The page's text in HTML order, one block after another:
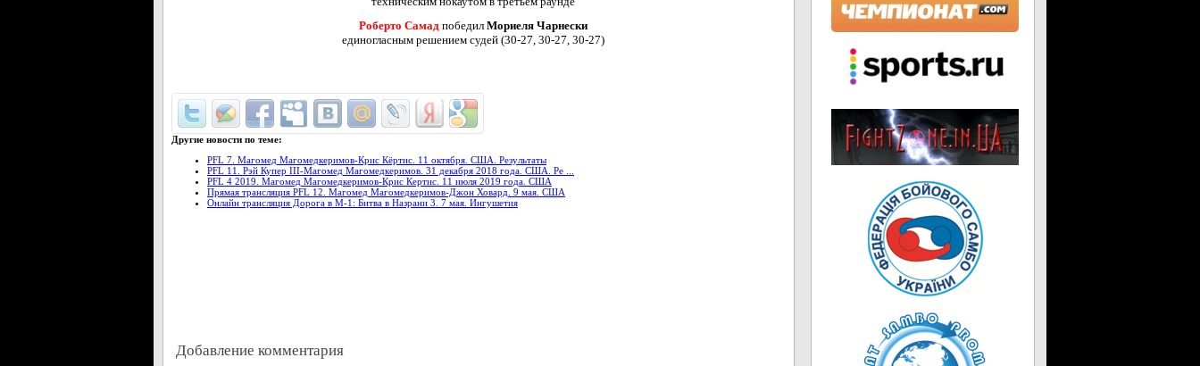
Роберто Самад победил Мориеля Чарнески
единогласным решением судей (30-27, 30-27, 30-27)
Другие новости по теме:
PFL 7. Магомед Магомедкеримов-Крис Кёртис. 11 октября. США. Результаты
PFL 11. Рэй Купер III-Магомед Магомедкеримов. 31 декабря 2018 года. США. Ре ...
PFL 4 2019. Магомед Магомедкеримов-Крис Кертис. 11 июля 2019 года. США
Прямая трансляция PFL 12. Магомед Магомедкеримов-Джон Ховард. 9 мая. США
Онлайн трансляция Дорога в М-1: Битва в Назрани 3. 7 мая. Ингушетия
Добавление комментария